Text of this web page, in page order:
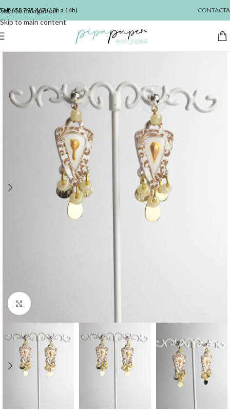
Skip to navigation
Skip to main content
Telf658 795 467(10h a 14h) CONTACTA
Clic para ampliar